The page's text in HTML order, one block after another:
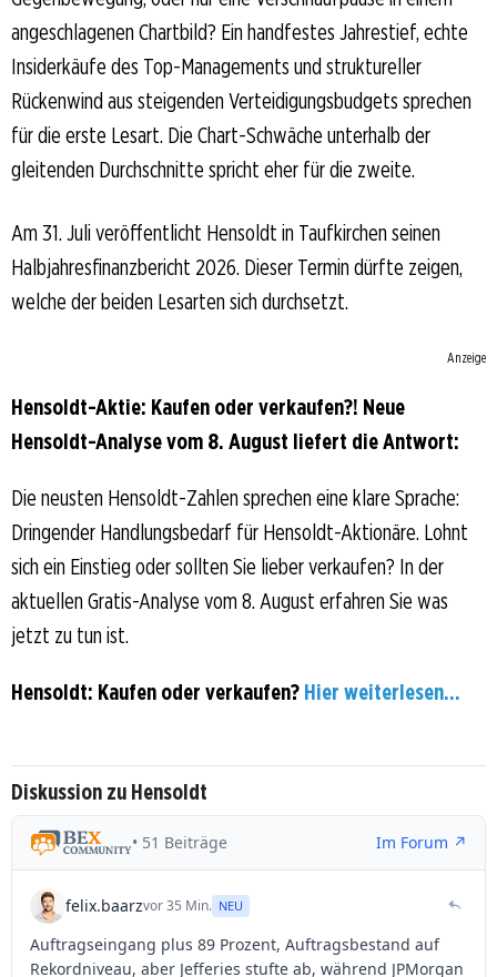
angeschlagenen Chartbild? Ein handfestes Jahrestief, echte
Insiderkäufe des Top-Managements und struktureller
Rückenwind aus steigenden Verteidigungsbudgets sprechen
für die erste Lesart. Die Chart-Schwäche unterhalb der
gleitenden Durchschnitte spricht eher für die zweite.
Am 31. Juli veröffentlicht Hensoldt in Taufkirchen seinen
Halbjahresfinanzbericht 2026. Dieser Termin dürfte zeigen,
welche der beiden Lesarten sich durchsetzt.
Anzeige
Hensoldt-Aktie: Kaufen oder verkaufen?! Neue
Hensoldt-Analyse vom 8. August liefert die Antwort:
Die neusten Hensoldt-Zahlen sprechen eine klare Sprache:
Dringender Handlungsbedarf für Hensoldt-Aktionäre. Lohnt
sich ein Einstieg oder sollten Sie lieber verkaufen? In der
aktuellen Gratis-Analyse vom 8. August erfahren Sie was
jetzt zu tun ist.
Hensoldt: Kaufen oder verkaufen? Hier weiterlesen...
Diskussion zu Hensoldt